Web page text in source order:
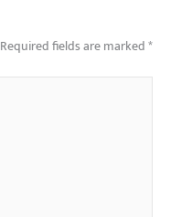
Required fields are marked*